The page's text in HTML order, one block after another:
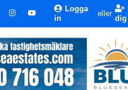
Logga
in
eller
dig